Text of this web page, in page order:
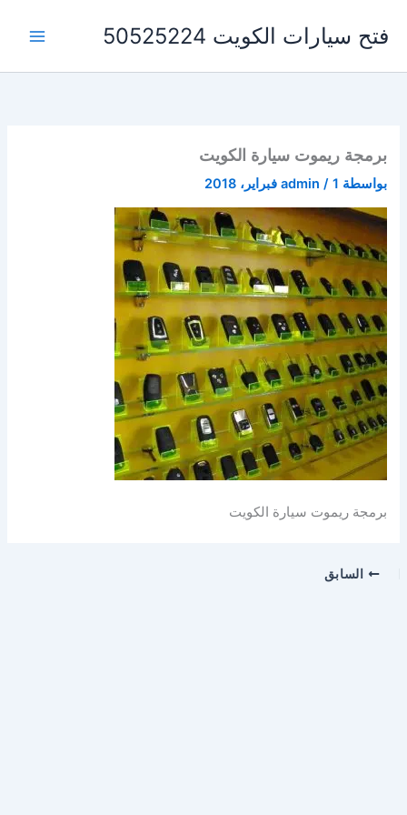
المحتوى
فتح سيارات الكويت 50525224
برمجة ريموت سيارة الكويت
بواسطة admin / 1 فبراير، 2018
برمجة ريموت سيارة الكويت
السابق